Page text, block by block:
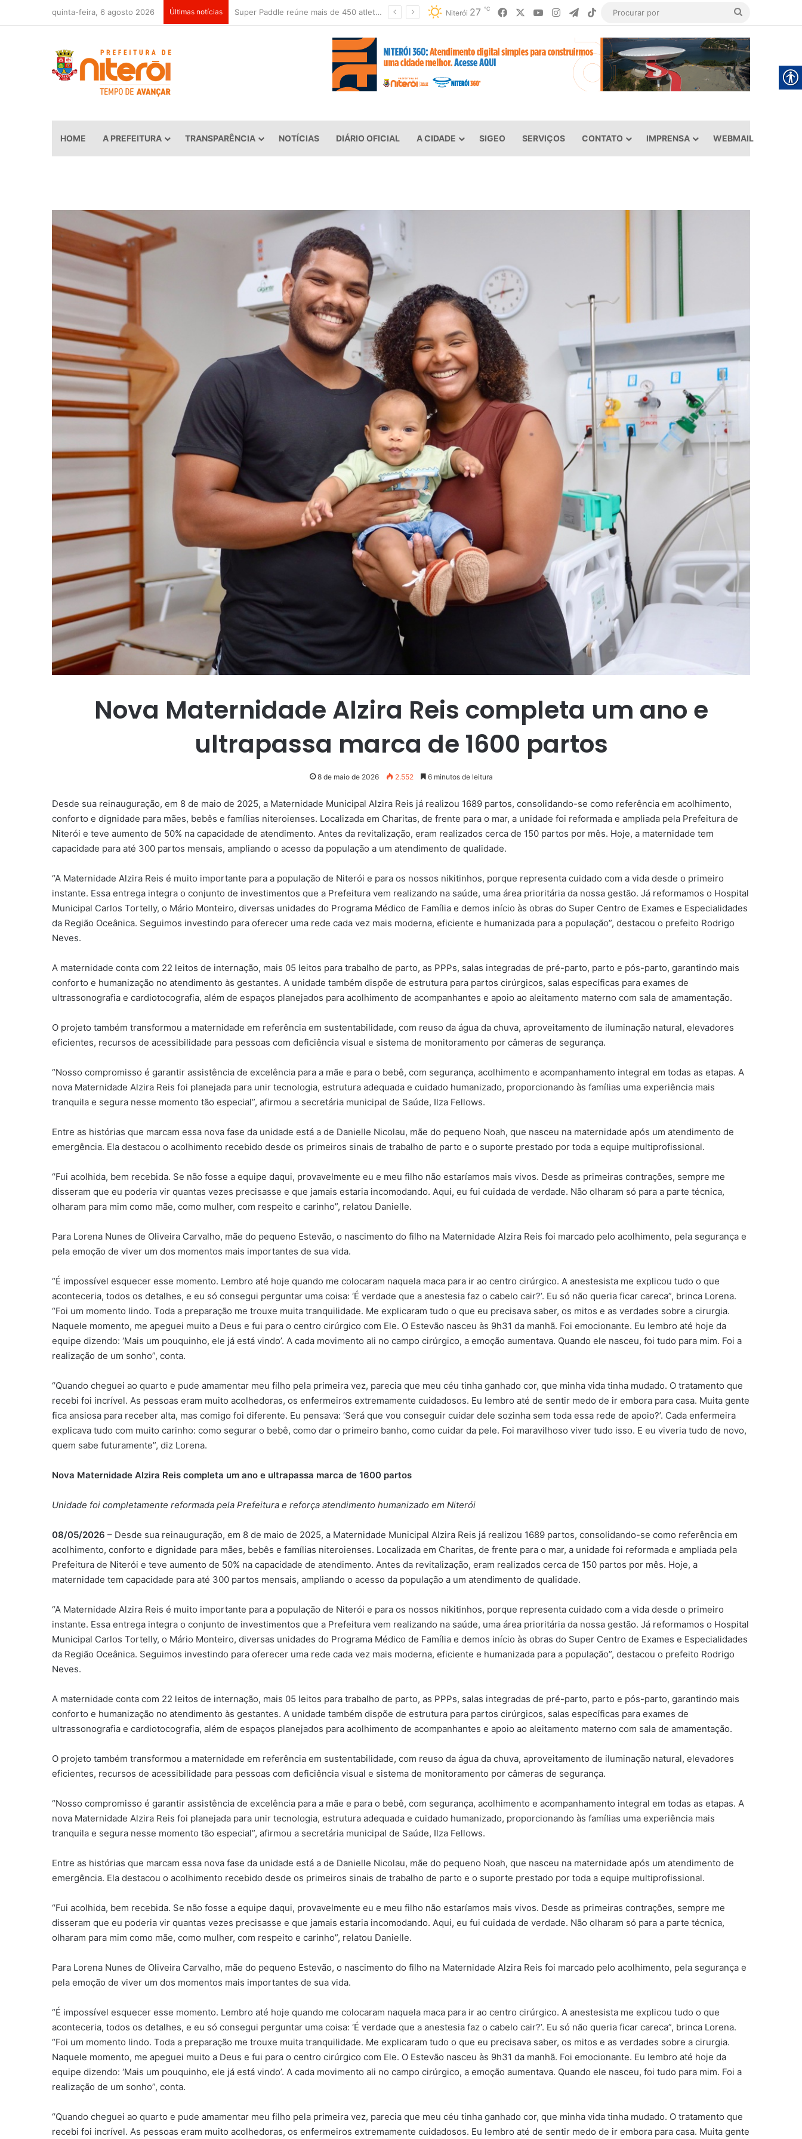
quinta-feira, 6 agosto 2026 Últimas notícias Festival de Inverno de Piratininga terá três dias de rock, gastronomia e diversão Niterói 27 ℃ FacebookYouTubeInstagramTelegram
TikTok
HOME A PREFEITURA TRANSPARÊNCIA NOTÍCIAS DIÁRIO OFICIAL A CIDADE SIGEO SERVIÇOS CONTATO IMPRENSA WEBMAIL
Nova Maternidade Alzira Reis completa um ano e
ultrapassa marca de 1600 partos
8 de maio de 2026 2.552 6 minutos de leitura
Desde sua reinauguração, em 8 de maio de 2025, a Maternidade Municipal Alzira Reis já realizou 1689 partos, consolidando-se como referência em acolhimento,
conforto e dignidade para mães, bebês e famílias niteroienses. Localizada em Charitas, de frente para o mar, a unidade foi reformada e ampliada pela Prefeitura de
Niterói e teve aumento de 50% na capacidade de atendimento. Antes da revitalização, eram realizados cerca de 150 partos por mês. Hoje, a maternidade tem
capacidade para até 300 partos mensais, ampliando o acesso da população a um atendimento de qualidade.
“A Maternidade Alzira Reis é muito importante para a população de Niterói e para os nossos nikitinhos, porque representa cuidado com a vida desde o primeiro
instante. Essa entrega integra o conjunto de investimentos que a Prefeitura vem realizando na saúde, uma área prioritária da nossa gestão. Já reformamos o Hospital
Municipal Carlos Tortelly, o Mário Monteiro, diversas unidades do Programa Médico de Família e demos início às obras do Super Centro de Exames e Especialidades
da Região Oceânica. Seguimos investindo para oferecer uma rede cada vez mais moderna, eficiente e humanizada para a população”, destacou o prefeito Rodrigo
Neves.
A maternidade conta com 22 leitos de internação, mais 05 leitos para trabalho de parto, as PPPs, salas integradas de pré-parto, parto e pós-parto, garantindo mais
conforto e humanização no atendimento às gestantes. A unidade também dispõe de estrutura para partos cirúrgicos, salas específicas para exames de
ultrassonografia e cardiotocografia, além de espaços planejados para acolhimento de acompanhantes e apoio ao aleitamento materno com sala de amamentação.
O projeto também transformou a maternidade em referência em sustentabilidade, com reuso da água da chuva, aproveitamento de iluminação natural, elevadores
eficientes, recursos de acessibilidade para pessoas com deficiência visual e sistema de monitoramento por câmeras de segurança.
“Nosso compromisso é garantir assistência de excelência para a mãe e para o bebê, com segurança, acolhimento e acompanhamento integral em todas as etapas. A
nova Maternidade Alzira Reis foi planejada para unir tecnologia, estrutura adequada e cuidado humanizado, proporcionando às famílias uma experiência mais
tranquila e segura nesse momento tão especial”, afirmou a secretária municipal de Saúde, Ilza Fellows.
Entre as histórias que marcam essa nova fase da unidade está a de Danielle Nicolau, mãe do pequeno Noah, que nasceu na maternidade após um atendimento de
emergência. Ela destacou o acolhimento recebido desde os primeiros sinais de trabalho de parto e o suporte prestado por toda a equipe multiprofissional.
“Fui acolhida, bem recebida. Se não fosse a equipe daqui, provavelmente eu e meu filho não estaríamos mais vivos. Desde as primeiras contrações, sempre me
disseram que eu poderia vir quantas vezes precisasse e que jamais estaria incomodando. Aqui, eu fui cuidada de verdade. Não olharam só para a parte técnica,
olharam para mim como mãe, como mulher, com respeito e carinho”, relatou Danielle.
Para Lorena Nunes de Oliveira Carvalho, mãe do pequeno Estevão, o nascimento do filho na Maternidade Alzira Reis foi marcado pelo acolhimento, pela segurança e
pela emoção de viver um dos momentos mais importantes de sua vida.
“É impossível esquecer esse momento. Lembro até hoje quando me colocaram naquela maca para ir ao centro cirúrgico. A anestesista me explicou tudo o que
aconteceria, todos os detalhes, e eu só consegui perguntar uma coisa: ‘É verdade que a anestesia faz o cabelo cair?’. Eu só não queria ficar careca”, brinca Lorena.
“Foi um momento lindo. Toda a preparação me trouxe muita tranquilidade. Me explicaram tudo o que eu precisava saber, os mitos e as verdades sobre a cirurgia.
Naquele momento, me apeguei muito a Deus e fui para o centro cirúrgico com Ele. O Estevão nasceu às 9h31 da manhã. Foi emocionante. Eu lembro até hoje da
equipe dizendo: ‘Mais um pouquinho, ele já está vindo’. A cada movimento ali no campo cirúrgico, a emoção aumentava. Quando ele nasceu, foi tudo para mim. Foi a
realização de um sonho”, conta.
“Quando cheguei ao quarto e pude amamentar meu filho pela primeira vez, parecia que meu céu tinha ganhado cor, que minha vida tinha mudado. O tratamento que
recebi foi incrível. As pessoas eram muito acolhedoras, os enfermeiros extremamente cuidadosos. Eu lembro até de sentir medo de ir embora para casa. Muita gente
fica ansiosa para receber alta, mas comigo foi diferente. Eu pensava: ‘Será que vou conseguir cuidar dele sozinha sem toda essa rede de apoio?’. Cada enfermeira
explicava tudo com muito carinho: como segurar o bebê, como dar o primeiro banho, como cuidar da pele. Foi maravilhoso viver tudo isso. E eu viveria tudo de novo,
quem sabe futuramente”, diz Lorena.
Nova Maternidade Alzira Reis completa um ano e ultrapassa marca de 1600 partos
Unidade foi completamente reformada pela Prefeitura e reforça atendimento humanizado em Niterói
08/05/2026 – Desde sua reinauguração, em 8 de maio de 2025, a Maternidade Municipal Alzira Reis já realizou 1689 partos, consolidando-se como referência em
acolhimento, conforto e dignidade para mães, bebês e famílias niteroienses. Localizada em Charitas, de frente para o mar, a unidade foi reformada e ampliada pela
Prefeitura de Niterói e teve aumento de 50% na capacidade de atendimento. Antes da revitalização, eram realizados cerca de 150 partos por mês. Hoje, a
maternidade tem capacidade para até 300 partos mensais, ampliando o acesso da população a um atendimento de qualidade.
“A Maternidade Alzira Reis é muito importante para a população de Niterói e para os nossos nikitinhos, porque representa cuidado com a vida desde o primeiro
instante. Essa entrega integra o conjunto de investimentos que a Prefeitura vem realizando na saúde, uma área prioritária da nossa gestão. Já reformamos o Hospital
Municipal Carlos Tortelly, o Mário Monteiro, diversas unidades do Programa Médico de Família e demos início às obras do Super Centro de Exames e Especialidades
da Região Oceânica. Seguimos investindo para oferecer uma rede cada vez mais moderna, eficiente e humanizada para a população”, destacou o prefeito Rodrigo
Neves.
A maternidade conta com 22 leitos de internação, mais 05 leitos para trabalho de parto, as PPPs, salas integradas de pré-parto, parto e pós-parto, garantindo mais
conforto e humanização no atendimento às gestantes. A unidade também dispõe de estrutura para partos cirúrgicos, salas específicas para exames de
ultrassonografia e cardiotocografia, além de espaços planejados para acolhimento de acompanhantes e apoio ao aleitamento materno com sala de amamentação.
O projeto também transformou a maternidade em referência em sustentabilidade, com reuso da água da chuva, aproveitamento de iluminação natural, elevadores
eficientes, recursos de acessibilidade para pessoas com deficiência visual e sistema de monitoramento por câmeras de segurança.
“Nosso compromisso é garantir assistência de excelência para a mãe e para o bebê, com segurança, acolhimento e acompanhamento integral em todas as etapas. A
nova Maternidade Alzira Reis foi planejada para unir tecnologia, estrutura adequada e cuidado humanizado, proporcionando às famílias uma experiência mais
tranquila e segura nesse momento tão especial”, afirmou a secretária municipal de Saúde, Ilza Fellows.
Entre as histórias que marcam essa nova fase da unidade está a de Danielle Nicolau, mãe do pequeno Noah, que nasceu na maternidade após um atendimento de
emergência. Ela destacou o acolhimento recebido desde os primeiros sinais de trabalho de parto e o suporte prestado por toda a equipe multiprofissional.
“Fui acolhida, bem recebida. Se não fosse a equipe daqui, provavelmente eu e meu filho não estaríamos mais vivos. Desde as primeiras contrações, sempre me
disseram que eu poderia vir quantas vezes precisasse e que jamais estaria incomodando. Aqui, eu fui cuidada de verdade. Não olharam só para a parte técnica,
olharam para mim como mãe, como mulher, com respeito e carinho”, relatou Danielle.
Para Lorena Nunes de Oliveira Carvalho, mãe do pequeno Estevão, o nascimento do filho na Maternidade Alzira Reis foi marcado pelo acolhimento, pela segurança e
pela emoção de viver um dos momentos mais importantes de sua vida.
“É impossível esquecer esse momento. Lembro até hoje quando me colocaram naquela maca para ir ao centro cirúrgico. A anestesista me explicou tudo o que
aconteceria, todos os detalhes, e eu só consegui perguntar uma coisa: ‘É verdade que a anestesia faz o cabelo cair?’. Eu só não queria ficar careca”, brinca Lorena.
“Foi um momento lindo. Toda a preparação me trouxe muita tranquilidade. Me explicaram tudo o que eu precisava saber, os mitos e as verdades sobre a cirurgia.
Naquele momento, me apeguei muito a Deus e fui para o centro cirúrgico com Ele. O Estevão nasceu às 9h31 da manhã. Foi emocionante. Eu lembro até hoje da
equipe dizendo: ‘Mais um pouquinho, ele já está vindo’. A cada movimento ali no campo cirúrgico, a emoção aumentava. Quando ele nasceu, foi tudo para mim. Foi a
realização de um sonho”, conta.
“Quando cheguei ao quarto e pude amamentar meu filho pela primeira vez, parecia que meu céu tinha ganhado cor, que minha vida tinha mudado. O tratamento que
recebi foi incrível. As pessoas eram muito acolhedoras, os enfermeiros extremamente cuidadosos. Eu lembro até de sentir medo de ir embora para casa. Muita gente